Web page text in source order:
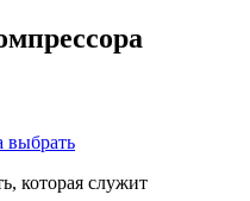
которая служит